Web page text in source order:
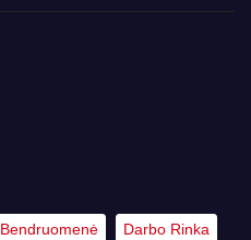
Bendruomenė Darbo Rinka